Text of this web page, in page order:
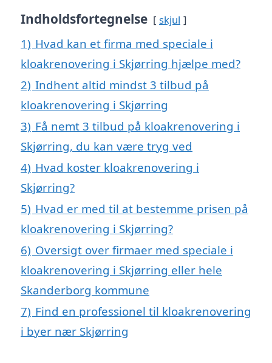
Indholdsfortegnelse skjul
1) Hvad kan et firma med speciale i
kloakrenovering i Skjørring hjælpe med?
2) Indhent altid mindst 3 tilbud på
kloakrenovering i Skjørring
3) Få nemt 3 tilbud på kloakrenovering i
Skjørring, du kan være tryg ved
4) Hvad koster kloakrenovering i
Skjørring?
5) Hvad er med til at bestemme prisen på
kloakrenovering i Skjørring?
6) Oversigt over firmaer med speciale i
kloakrenovering i Skjørring eller hele
Skanderborg kommune
7) Find en professionel til kloakrenovering
i byer nær Skjørring